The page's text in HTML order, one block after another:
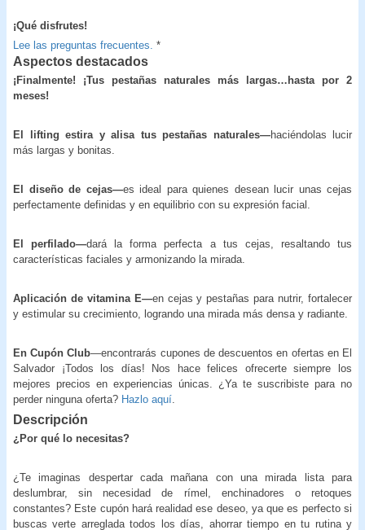
¡Qué disfrutes!
Lee las preguntas frecuentes. *
Aspectos destacados
¡Finalmente! ¡Tus pestañas naturales más largas…hasta por 2
meses!
El lifting estira y alisa tus pestañas naturales—haciéndolas lucir
más largas y bonitas.
El diseño de cejas—es ideal para quienes desean lucir unas cejas
perfectamente definidas y en equilibrio con su expresión facial.
El perfilado—dará la forma perfecta a tus cejas, resaltando tus
características faciales y armonizando la mirada.
Aplicación de vitamina E—en cejas y pestañas para nutrir, fortalecer
y estimular su crecimiento, logrando una mirada más densa y radiante.
En Cupón Club—encontrarás cupones de descuentos en ofertas en El
Salvador ¡Todos los días! Nos hace felices ofrecerte siempre los
mejores precios en experiencias únicas. ¿Ya te suscribiste para no
perder ninguna oferta? Hazlo aquí
Descripción
¿Por qué lo necesitas?
¿Te imaginas despertar cada mañana con una mirada lista para
deslumbrar, sin necesidad de rímel, enchinadores o retoques
constantes? Este cupón hará realidad ese deseo, ya que es perfecto si
buscas verte arreglada todos los días, ahorrar tiempo en tu rutina y